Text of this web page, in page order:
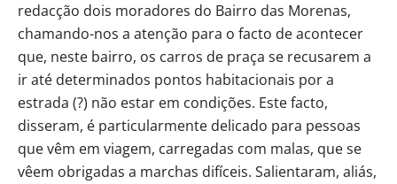
redacção dois moradores do Bairro das Morenas,
chamando-nos a atenção para o facto de acontecer
que, neste bairro, os carros de praça se recusarem a
ir até determinados pontos habitacionais por a
estrada (?) não estar em condições. Este facto,
disseram, é particularmente delicado para pessoas
que vêm em viagem, carregadas com malas, que se
vêem obrigadas a marchas difíceis. Salientaram, aliás,